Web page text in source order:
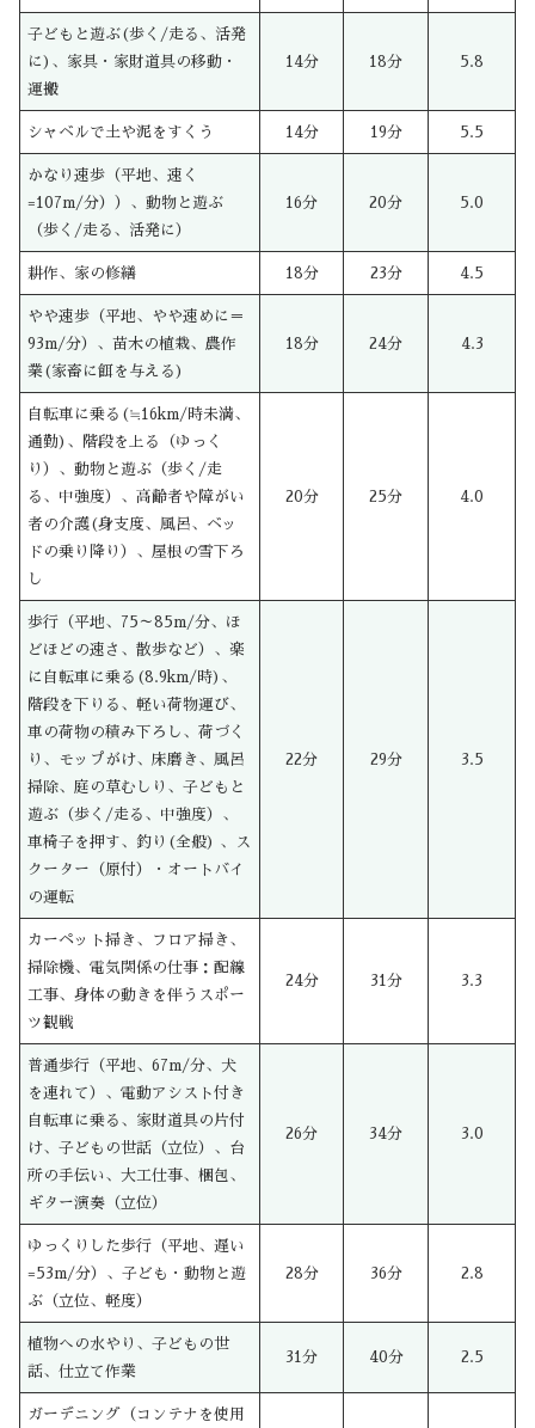
子どもと遊ぶ(歩く/走る、活発
に)、家具・家財道具の移動・
運搬
14分 18分 5.8
シャベルで土や泥をすくう 14分 19分 5.5
かなり速歩（平地、速く
=107m/分））、動物と遊ぶ
（歩く/走る、活発に）
16分 20分 5.0
耕作、家の修繕 18分 23分 4.5
やや速歩（平地、やや速めに＝
93m/分）、苗木の植栽、農作
業(家畜に餌を与える)
18分 24分 4.3
自転車に乗る(≒16km/時未満、
通勤)、階段を上る（ゆっく
り）、動物と遊ぶ（歩く/走
る、中強度）、高齢者や障がい
者の介護(身支度、風呂、ベッ
ドの乗り降り）、屋根の雪下ろ
し
20分 25分 4.0
歩行（平地、75～85m/分、ほ
どほどの速さ、散歩など）、楽
に自転車に乗る(8.9km/時)、
階段を下りる、軽い荷物運び、
車の荷物の積み下ろし、荷づく
り、モップがけ、床磨き、風呂
掃除、庭の草むしり、子どもと
遊ぶ（歩く/走る、中強度）、
車椅子を押す、釣り(全般) 、ス
クーター（原付）・オートバイ
の運転
22分 29分 3.5
カーペット掃き、フロア掃き、
掃除機、電気関係の仕事：配線
工事、身体の動きを伴うスポー
ツ観戦
24分 31分 3.3
普通歩行（平地、67m/分、犬
を連れて）、電動アシスト付き
自転車に乗る、家財道具の片付
け、子どもの世話（立位）、台
所の手伝い、大工仕事、梱包、
ギター演奏（立位）
26分 34分 3.0
ゆっくりした歩行（平地、遅い
=53m/分）、子ども・動物と遊
ぶ（立位、軽度）
28分 36分 2.8
植物への水やり、子どもの世
話、仕立て作業
31分 40分 2.5
ガーデニング（コンテナを使用